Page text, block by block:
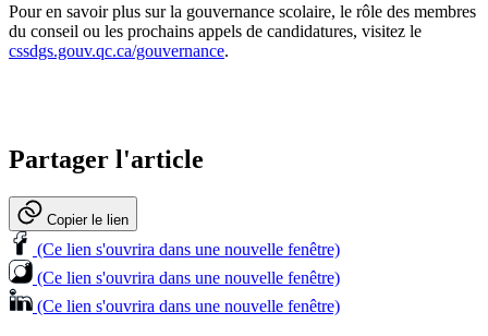
Pour en savoir plus sur la gouvernance scolaire, le rôle des membres
du conseil ou les prochains appels de candidatures, visitez le
cssdgs.gouv.qc.ca/gouvernance.
Partager l'article
Copier le lien
(Ce lien s'ouvrira dans une nouvelle fenêtre)
(Ce lien s'ouvrira dans une nouvelle fenêtre)
(Ce lien s'ouvrira dans une nouvelle fenêtre)